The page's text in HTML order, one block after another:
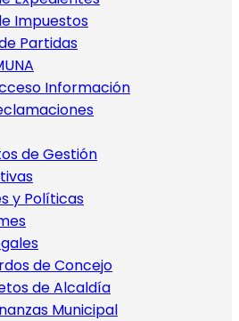
Impuestos
Partidas
Información
de Gestión
y Políticas
de Concejo
de Alcaldía
Municipal